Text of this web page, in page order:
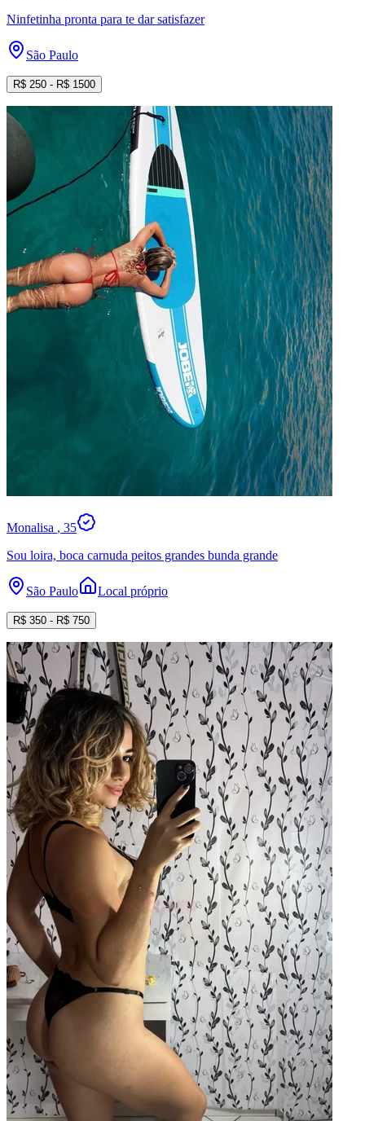
Ninfetinha pronta para te dar satisfazer
São Paulo
R$ 250 - R$ 1500
Monalisa , 35
Sou loira, boca carnuda peitos grandes bunda grande
São Paulo Local próprio
R$ 350 - R$ 750